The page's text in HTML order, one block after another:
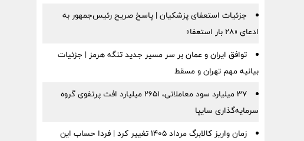
جزئیات استعفای پزشکیان | پاسخ صریح رئیس‌جمهور به
ادعای «۲۸ بار استعفا»
توافق ایران و عمان بر سر مسیر جدید تنگه هرمز | جزئیات
بیانیه مهم تهران و مسقط
۳۷ میلیارد سود معاملاتی، ۲۶۵۱ میلیارد افت پرتفوی گروه
سرمایه‌گذاری سایپا
زمان واریز کالابرگ مرداد ۱۴۰۵ تغییر کرد | فردا حساب این